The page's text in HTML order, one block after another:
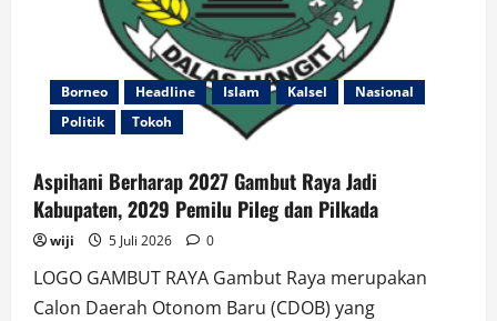
Borneo Headline Islam Kalsel
Nasional
Politik
Tokoh
Aspihani Berharap 2027 Gambut Raya Jadi
Kabupaten, 2029 Pemilu Pileg dan Pilkada
wiji 5 Juli 2026 0
LOGO GAMBUT RAYA Gambut Raya merupakan
Calon Daerah Otonom Baru (CDOB) yang